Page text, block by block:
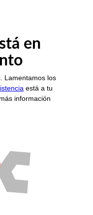
en
Lamentamos los
está a tu
información